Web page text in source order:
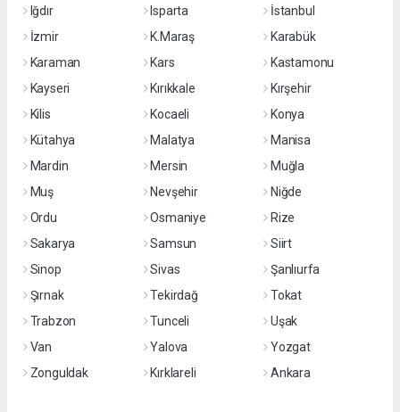
Iğdır
Isparta
İstanbul
İzmir
K.Maraş
Karabük
Karaman
Kars
Kastamonu
Kayseri
Kırıkkale
Kırşehir
Kilis
Kocaeli
Konya
Kütahya
Malatya
Manisa
Mardin
Mersin
Muğla
Muş
Nevşehir
Niğde
Ordu
Osmaniye
Rize
Sakarya
Samsun
Siirt
Sinop
Sivas
Şanlıurfa
Şırnak
Tekirdağ
Tokat
Trabzon
Tunceli
Uşak
Van
Yalova
Yozgat
Zonguldak
Kırklareli Ankara